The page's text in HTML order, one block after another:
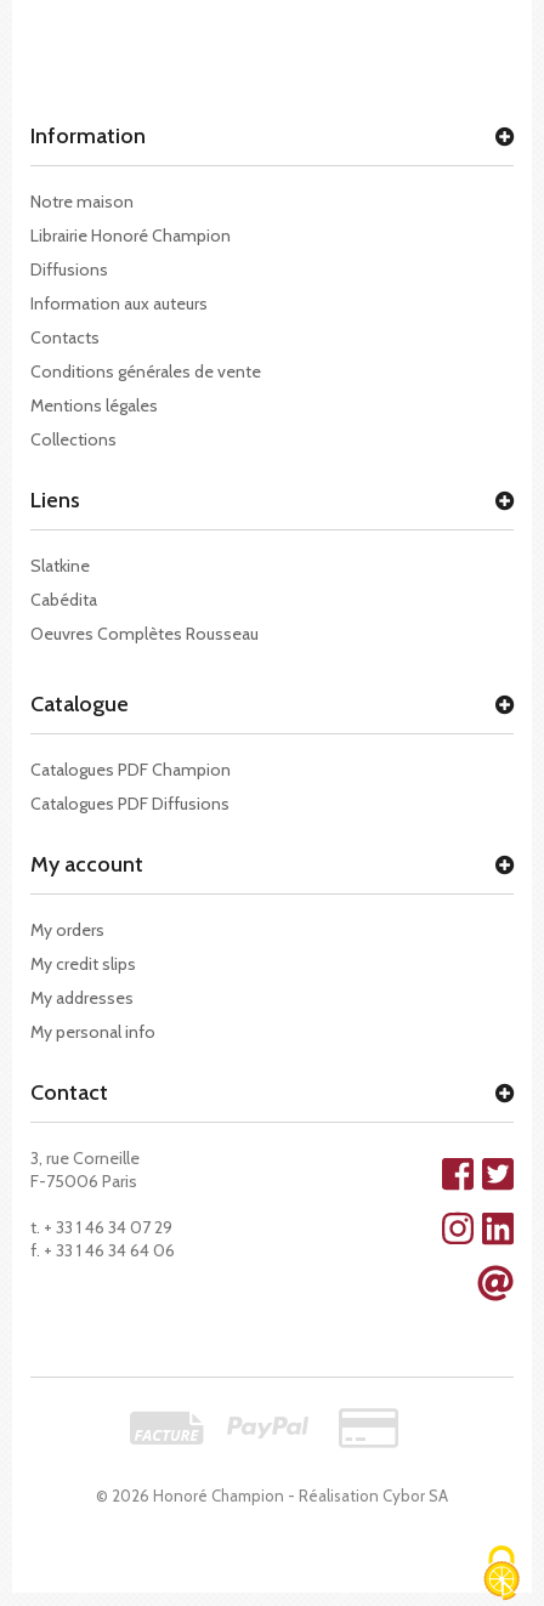
Information
Notre maison
Librairie Honoré Champion
Diffusions
Information aux auteurs
Contacts
Conditions générales de vente
Mentions légales
Collections
© 2026 Honoré Champion - Réalisation Cybor SA
Liens
Slatkine
Cabédita
Oeuvres Complètes Rousseau
Catalogue
Catalogues PDF Champion
Catalogues PDF Diffusions
My account
My orders
My credit slips
My addresses
My personal info
Contact
3, rue Corneille
F-75006 Paris
t. + 33 1 46 34 07 29
f. + 33 1 46 34 64 06